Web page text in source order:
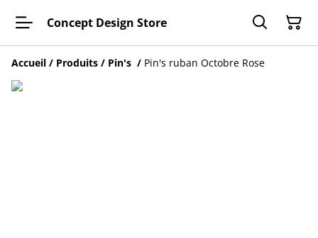
Concept Design Store
Accueil / Produits / Pin's / Pin's ruban Octobre Rose